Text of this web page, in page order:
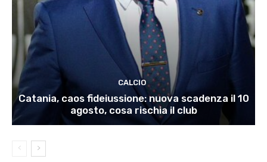
CALCIO
Catania, caos fideiussione: nuova scadenza il 10
agosto, cosa rischia il club